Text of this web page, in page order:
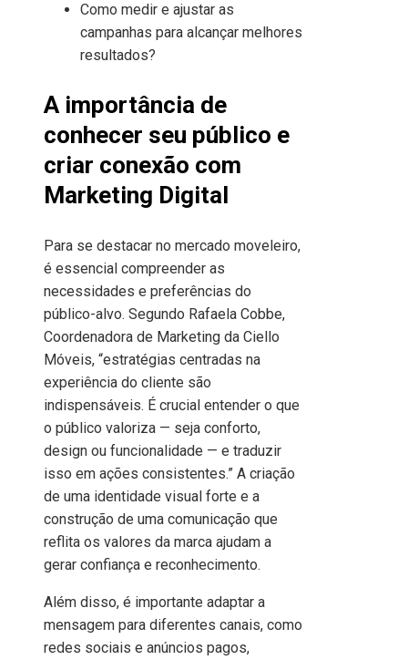
Como medir e ajustar as
campanhas para alcançar melhores
resultados?
A importância de
conhecer seu público e
criar conexão com
Marketing Digital
Para se destacar no mercado moveleiro,
é essencial compreender as
necessidades e preferências do
público-alvo. Segundo Rafaela Cobbe,
Coordenadora de Marketing da Ciello
Móveis, “estratégias centradas na
experiência do cliente são
indispensáveis. É crucial entender o que
o público valoriza — seja conforto,
design ou funcionalidade — e traduzir
isso em ações consistentes.” A criação
de uma identidade visual forte e a
construção de uma comunicação que
reflita os valores da marca ajudam a
gerar confiança e reconhecimento.
Além disso, é importante adaptar a
mensagem para diferentes canais, como
redes sociais e anúncios pagos,